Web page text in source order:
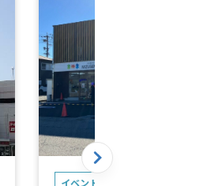
かしいラムネ、光るボトル(ス
氷」、愛知県西尾産の「和ちゅ
す」、フライドポテト(明太マ
ソースなど)、サクもちロング
太マヨ･チーズソースなど、韓
あげ(ハニーマスタード)、韓国
げ(ヤンニョムチキン)、トルネ
ト、フライドポテト、サクもち
ポテト、ソフトドリンク、じゅ
イベント